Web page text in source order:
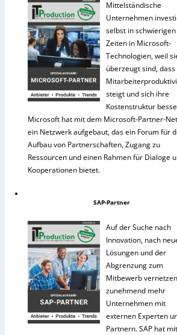
Mittelständische
Unternehmen
selbst in schwierigen
Zeiten in Microsoft-
Technologien, weil
überzeugt sind,
steigt und sich ihre
Kostenstruktur
Microsoft hat mit dem Microsoft-Partner-
ein Netzwerk aufgebaut, das ein Forum für
Aufbau von Partnerschaften, Zugang zu
Ressourcen und einen Rahmen für Dialoge
Kooperationen bietet.
SAP-Partner
Auf der Suche nach
Innovation, nach
Lösungen und der
Abgrenzung zum
Mitbewerb
zunehmend mehr
Unternehmen mit
externen Experten
Partnern. SAP hat